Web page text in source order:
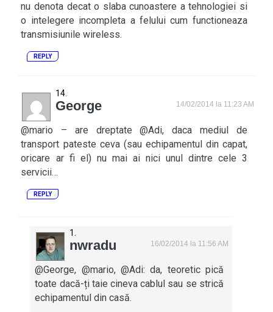
nu denota decat o slaba cunoastere a tehnologiei si
o intelegere incompleta a felului cum functioneaza
transmisiunile wireless.
REPLY
George 14/02/2014 la 11:23 AM
@mario – are dreptate @Adi, daca mediul de
transport pateste ceva (sau echipamentul din capat,
oricare ar fi el) nu mai ai nici unul dintre cele 3
servicii…
REPLY
nwradu 16/02/2014 la 11:56 AM
@George, @mario, @Adi: da, teoretic pică
toate dacă-ți taie cineva cablul sau se strică
echipamentul din casă.